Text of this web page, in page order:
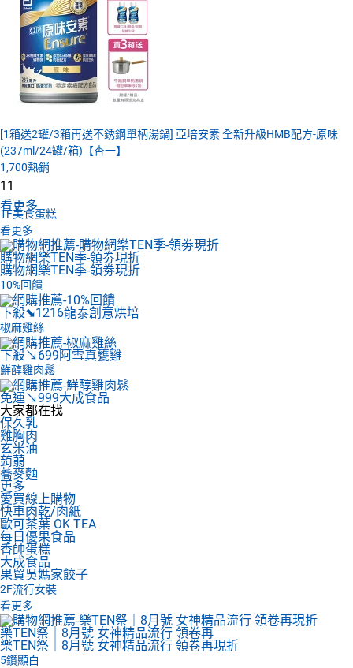
[1箱送2罐/3箱再送不銹鋼單柄湯鍋] 亞培安素 全新升級HMB配方-原味
(237ml/24罐/箱)【杏一】
1,700熱銷
11
看更多
1F美食蛋糕
看更多
購物網樂TEN季-領劵現折
購物網樂TEN季-領劵現折
10%回饋
下殺⬊1216龍泰創意烘培
椒麻雞絲
下殺↘699阿雪真甕雞
鮮醇雞肉鬆
免運↘999大成食品
大家都在找
保久乳
雞胸肉
玄米油
蒟蒻
蕎麥麵
更多
愛買線上購物
快車肉乾/肉紙
歐可茶葉 OK TEA
每日優果食品
香帥蛋糕
大成食品
果貿吳媽家餃子
2F流行女裝
看更多
樂TEN祭｜8月號 女神精品流行 領卷再
樂TEN祭｜8月號 女神精品流行 領卷再現折
5鑽顯白